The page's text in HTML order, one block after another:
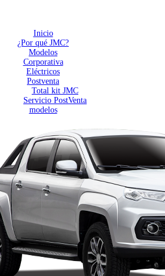
Inicio
¿Por qué JMC?
Modelos
Corporativa
Eléctricos
Postventa
Total kit JMC
Servicio PostVenta
modelos